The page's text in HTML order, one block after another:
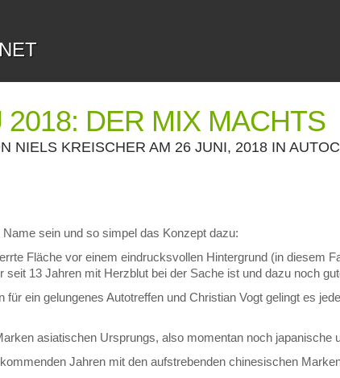
2018: DER MIX MACHTS
NIELS KREISCHER AM 26 JUNI, 2018 IN
sein und so simpel das Konzept dazu:
Fläche vor einem eindrucksvollen Hintergrund (in diesem
seit 13 Jahren mit Herzblut bei der Sache ist und dazu noch
für ein gelungenes Autotreffen und Christian Vogt gelingt es
asiatischen Ursprungs, also momentan noch japanische
Jahren mit den aufstrebenden chinesischen